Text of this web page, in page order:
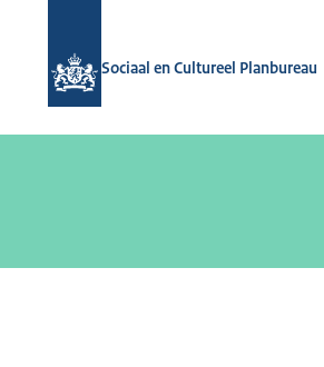
Sociaal en Cultureel Planbureau